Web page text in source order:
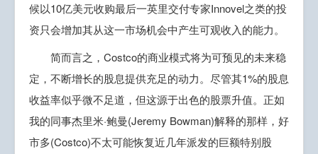
候以10亿美元收购最后一英里交付专家Innovel之类的投
资只会增加其从这一市场机会中产生可观收入的能力。
简而言之，Costco的商业模式将为可预见的未来稳
定，不断增长的股息提供充足的动力。尽管其1%的股息
收益率似乎微不足道，但这源于出色的股票升值。正如
我的同事杰里米·鲍曼(Jeremy Bowman)解释的那样，好
市多(Costco)不太可能恢复近几年派发的巨额特别股